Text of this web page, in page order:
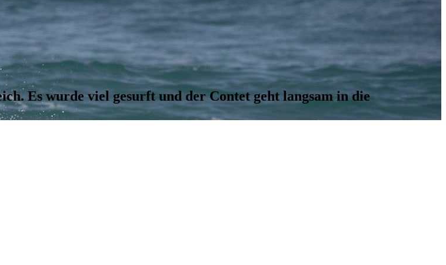
Es wurde viel gesurft und der Contet geht langsam in die